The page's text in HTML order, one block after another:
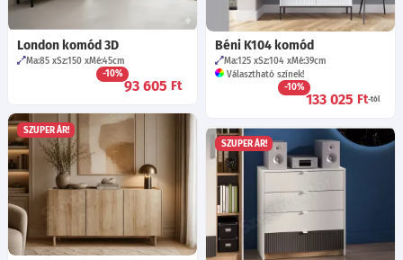
London komód 3D
Ma:85 Sz:150 Mé:45cm
-10%
93 605 Ft
Béni K104 komód
Ma:125 Sz:104 Mé:39cm
Választható színek!
-10%
133 025 Ft-tól
SZUPER ÁR!
SZUPER ÁR!